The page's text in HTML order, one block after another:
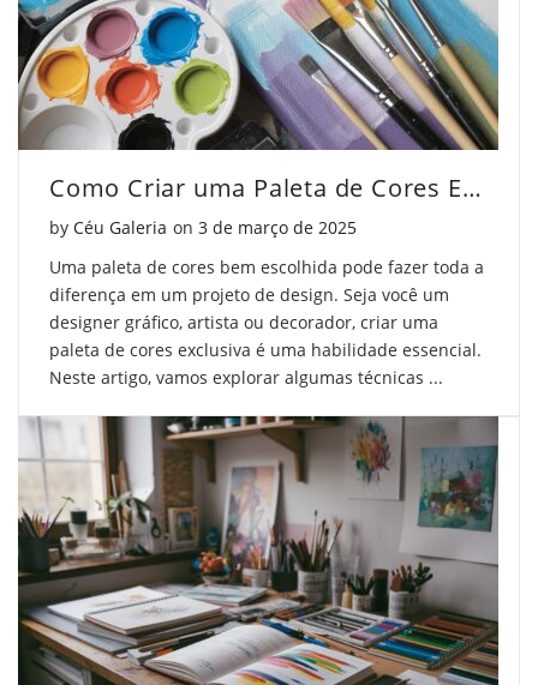
Como Criar uma Paleta de Cores Exclusiva
by Céu Galeria on Posted on
3 de março de 2025
Uma paleta de cores bem escolhida pode fazer toda a
diferença em um projeto de design. Seja você um
designer gráfico, artista ou decorador, criar uma
paleta de cores exclusiva é uma habilidade essencial.
Neste artigo, vamos explorar algumas técnicas ...